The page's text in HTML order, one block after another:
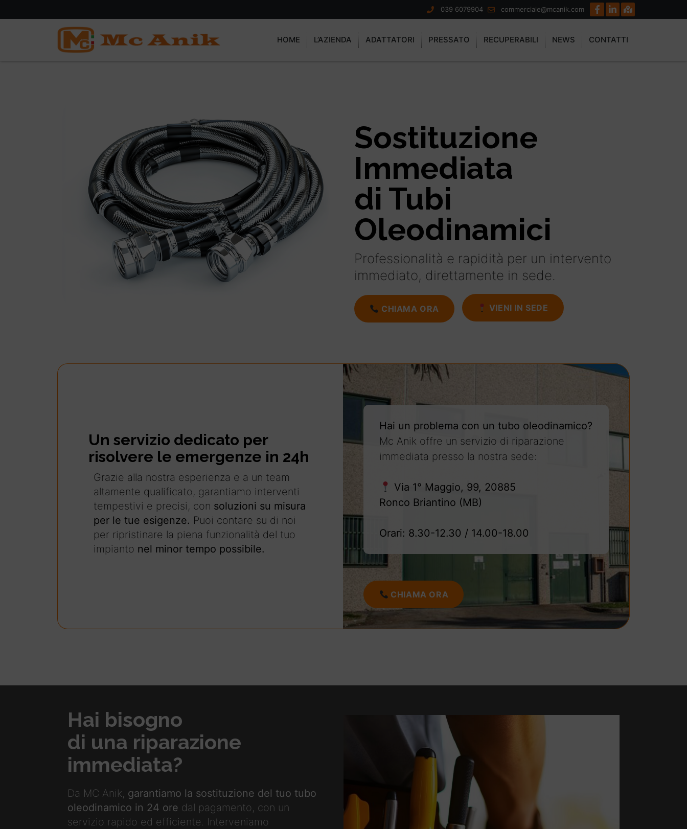
039 6079904 commerciale@mcanik.com
HOME L’AZIENDA ADATTATORI PRESSATO RECUPERABILI NEWS CONTATTI
Sostituzione
Immediata
di Tubi
Oleodinamici
Professionalità e rapidità per un intervento
immediato, direttamente in sede.
CHIAMA ORA VIENI IN SEDE
Un servizio dedicato per
risolvere le emergenze in 24h
Grazie alla nostra esperienza e a un team
altamente qualificato, garantiamo interventi
tempestivi e precisi, con soluzioni su misura
per le tue esigenze. Puoi contare su di noi
per ripristinare la piena funzionalità del tuo
impianto nel minor tempo possibile.
Hai un problema con un tubo oleodinamico?
Mc Anik offre un servizio di riparazione
immediata presso la nostra sede:
Via 1° Maggio, 99, 20885
Ronco Briantino (MB)
Orari: 8.30-12.30 / 14.00-18.00
CHIAMA ORA
Hai bisogno
di una riparazione
immediata?
Da MC Anik, garantiamo la sostituzione del tuo tubo
oleodinamico in 24 ore dal pagamento, con un
servizio rapido ed efficiente. Interveniamo